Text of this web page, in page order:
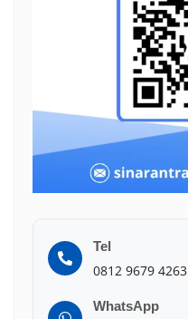
Tel
0812 9679 4263
WhatsApp